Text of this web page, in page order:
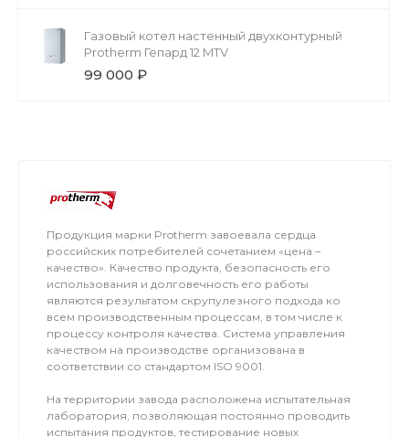
Газовый котел настенный двухконтурный
Protherm Гепард 12 MTV
99 000 ₽
Продукция марки Protherm завоевала сердца
российских потребителей сочетанием «цена –
качество». Качество продукта, безопасность его
использования и долговечность его работы
являются результатом скрупулезного подхода ко
всем производственным процессам, в том числе к
процессу контроля качества. Система управления
качеством на производстве организована в
соответствии со стандартом ISO 9001.
На территории завода расположена испытательная
лаборатория, позволяющая постоянно проводить
испытания продуктов, тестирование новых